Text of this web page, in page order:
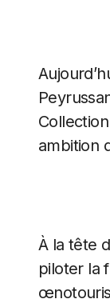
ambition
À la tête
piloter la